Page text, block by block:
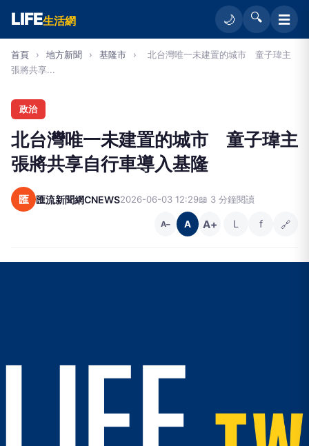
LIFE生活網 🌙 🔍 ☰
首頁 › 地方新聞 › 基隆市 ›
北台灣唯一未建置的城市 童子瑋主
張將共享...
政治
北台灣唯一未建置的城市 童子瑋主
張將共享自行車導入基隆
匯 匯流新聞網CNEWS2026-06-03 12:29📖 3 分鐘閱讀
A− A A+ L f 🔗